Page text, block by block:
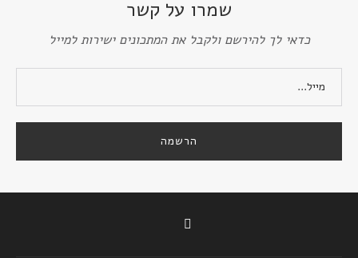
שמרו על קשר
כדאי לך להירשם ולקבל את המתכונים ישירות למייל